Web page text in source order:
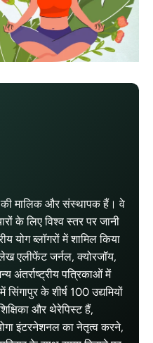
की मालिक और संस्थापक हैं। वे
के लिए विश्व स्तर पर जानी
योग ब्लॉगरों में शामिल किया
एलीफेंट जर्नल, क्योरजॉय,
अंतर्राष्ट्रीय पत्रिकाओं में
के शीर्ष 100 उद्यमियों
और थेरेपिस्ट हैं,
इंटरनेशनल का नेतृत्व करने,